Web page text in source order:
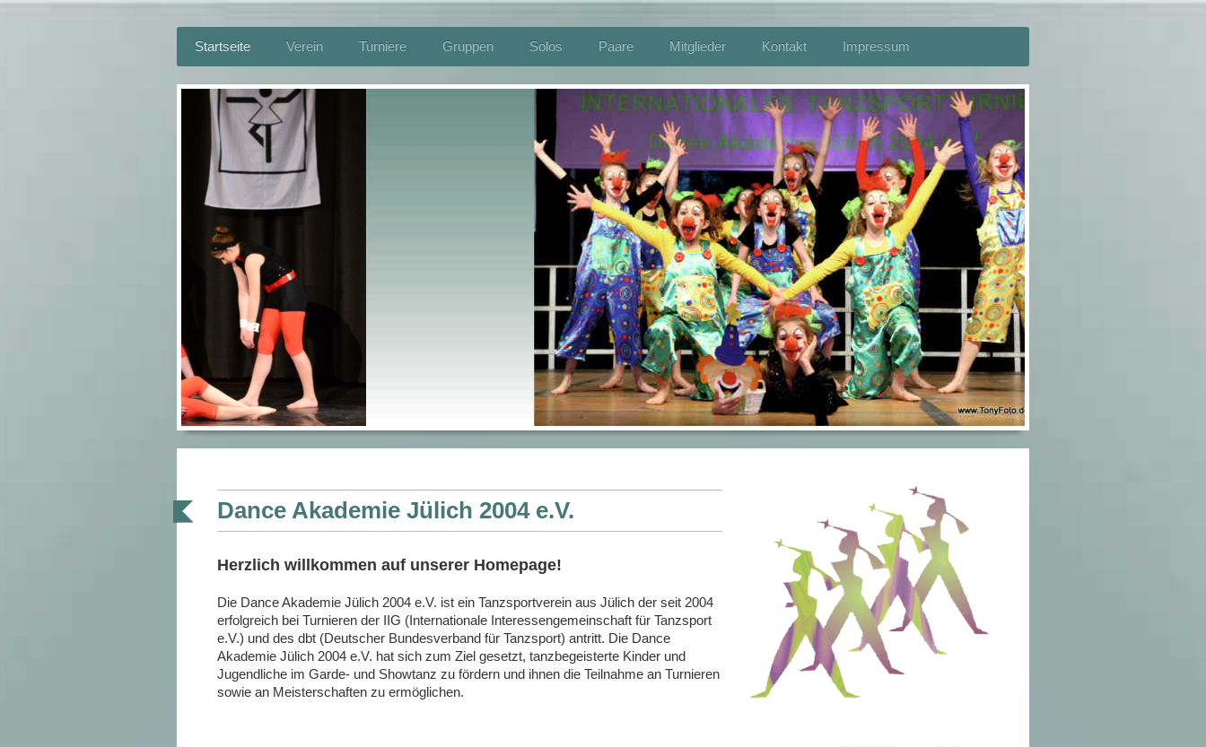
Startseite Verein Turniere Gruppen Solos Paare Mitglieder Kontakt Impressum
Dance Akademie Jülich 2004 e.V.
Herzlich willkommen auf unserer Homepage!
Die Dance Akademie Jülich 2004 e.V. ist ein Tanzsportverein aus Jülich der seit 2004
erfolgreich bei Turnieren der IIG (Internationale Interessengemeinschaft für Tanzsport
e.V.) und des dbt (Deutscher Bundesverband für Tanzsport) antritt. Die Dance
Akademie Jülich 2004 e.V. hat sich zum Ziel gesetzt, tanzbegeisterte Kinder und
Jugendliche im Garde- und Showtanz zu fördern und ihnen die Teilnahme an Turnieren
sowie an Meisterschaften zu ermöglichen.